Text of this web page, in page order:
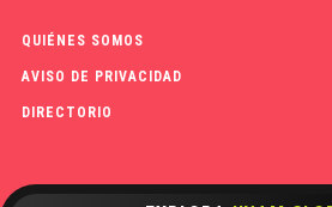
QUIÉNES SOMOS
AVISO DE PRIVACIDAD
DIRECTORIO